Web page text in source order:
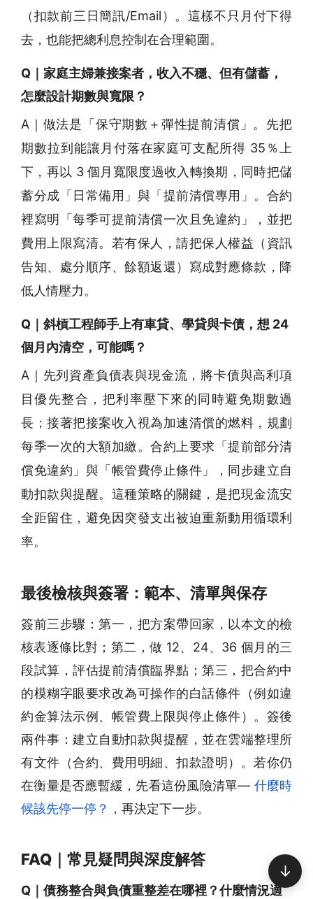
（扣款前三日簡訊/Email）。這樣不只月付下得
去，也能把總利息控制在合理範圍。
Q｜家庭主婦兼接案者，收入不穩、但有儲蓄，
怎麼設計期數與寬限？
A｜做法是「保守期數＋彈性提前清償」。先把
期數拉到能讓月付落在家庭可支配所得 35％上
下，再以 3 個月寬限度過收入轉換期，同時把儲
蓄分成「日常備用」與「提前清償專用」。合約
裡寫明「每季可提前清償一次且免違約」，並把
費用上限寫清。若有保人，請把保人權益（資訊
告知、處分順序、餘額返還）寫成對應條款，降
低人情壓力。
Q｜斜槓工程師手上有車貸、學貸與卡債，想 24
個月內清空，可能嗎？
A｜先列資產負債表與現金流，將卡債與高利項
目優先整合，把利率壓下來的同時避免期數過
長；接著把接案收入視為加速清償的燃料，規劃
每季一次的大額加繳。合約上要求「提前部分清
償免違約」與「帳管費停止條件」，同步建立自
動扣款與提醒。這種策略的關鍵，是把現金流安
全距留住，避免因突發支出被迫重新動用循環利
率。
最後檢核與簽署：範本、清單與保存
簽前三步驟：第一，把方案帶回家，以本文的檢
核表逐條比對；第二，做 12、24、36 個月的三
段試算，評估提前清償臨界點；第三，把合約中
的模糊字眼要求改為可操作的白話條件（例如違
約金算法示例、帳管費上限與停止條件）。簽後
兩件事：建立自動扣款與提醒，並在雲端整理所
有文件（合約、費用明細、扣款證明）。若你仍
在衡量是否應暫緩，先看這份風險清單— 什麼時
候該先停一停？
，再決定下一步。
FAQ｜常見疑問與深度解答
Q｜債務整合與負債重整差在哪裡？什麼情況適
↓